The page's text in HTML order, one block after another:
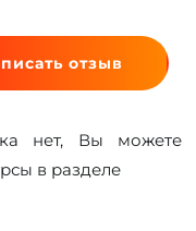
отзыв
нет, Вы можете
в разделе